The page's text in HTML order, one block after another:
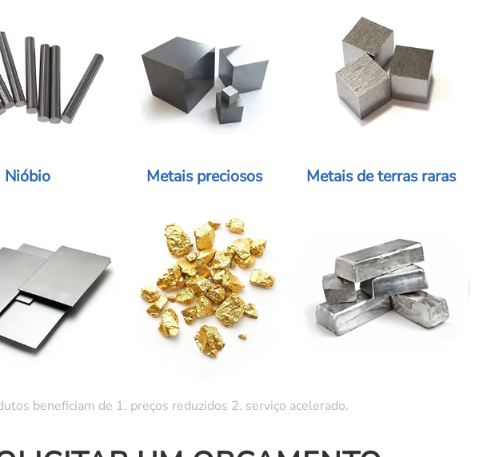
Nióbio Metais preciosos Metais de terras raras
beneficiam de 1. preços reduzidos 2. serviço acelerado.